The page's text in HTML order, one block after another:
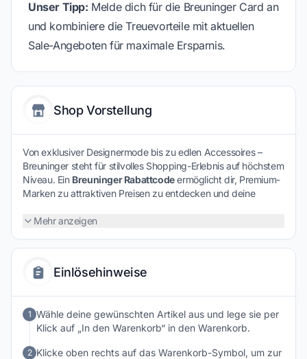
Unser Tipp: Melde dich für die Breuninger Card an
und kombiniere die Treuevorteile mit aktuellen
Sale-Angeboten für maximale Ersparnis.
Shop Vorstellung
Von exklusiver Designermode bis zu edlen Accessoires –
Breuninger steht für stilvolles Shopping-Erlebnis auf höchstem
Niveau. Ein Breuninger Rabattcodeermöglicht dir, Premium-
Marken zu attraktiven Preisen zu entdecken und deine
Mehr anzeigen
Einlösehinweise
1 Wähle deine gewünschten Artikel aus und lege sie per
Klick auf „In den Warenkorb“ in den Warenkorb.
2 Klicke oben rechts auf das Warenkorb-Symbol, um zur